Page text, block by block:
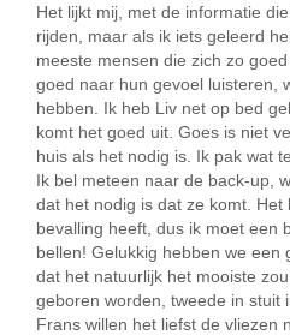
Het lijkt mij, met de informatie
rijden, maar als ik iets geleerd
meeste mensen die zich zo
goed naar hun gevoel luisteren,
hebben. Ik heb Liv net op bed
komt het goed uit. Goes is niet
huis als het nodig is. Ik pak wat
Ik bel meteen naar de back-up,
dat het nodig is dat ze komt. Het
bevalling heeft, dus ik moet een
bellen! Gelukkig hebben we een
dat het natuurlijk het mooiste
geboren worden, tweede in stuit
Frans willen het liefst de vliezen